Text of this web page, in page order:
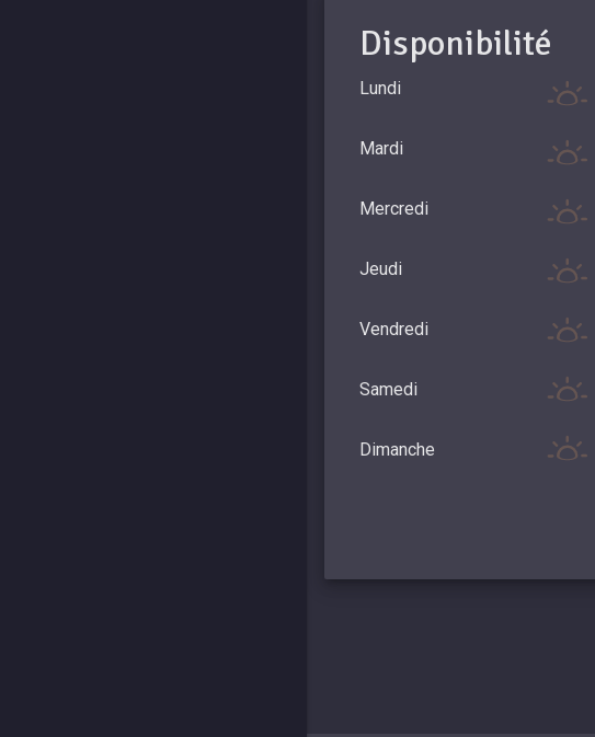
Disponibilité
Lundi
Mardi
Mercredi
Jeudi
Vendredi
Samedi
Dimanche